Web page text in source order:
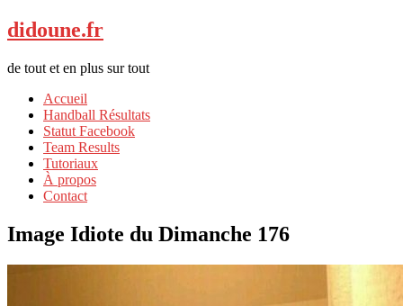
didoune.fr
de tout et en plus sur tout
Accueil
Handball Résultats
Statut Facebook
Team Results
Tutoriaux
À propos
Contact
Image Idiote du Dimanche 176